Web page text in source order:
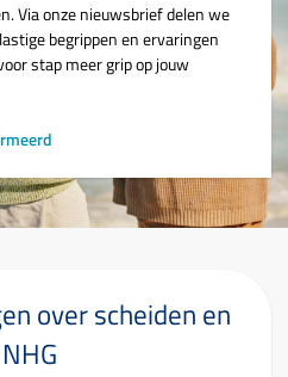
Via onze nieuwsbrief delen we
begrippen en ervaringen
stap meer grip op jouw
over scheiden en